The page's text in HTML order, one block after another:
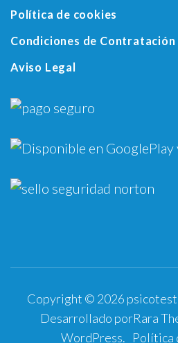
Política de cookies
Condiciones de Contratación
Aviso Legal
Copyright © 2026
Desarrollado porRara
WordPress. Política